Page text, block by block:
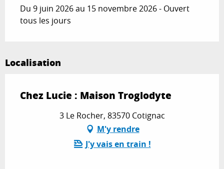
Du 9 juin 2026 au 15 novembre 2026 - Ouvert
tous les jours
Localisation
Chez Lucie : Maison Troglodyte
3 Le Rocher, 83570 Cotignac
M'y rendre
J'y vais en train !